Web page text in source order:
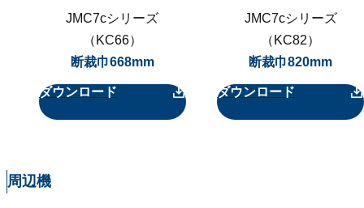
JMC7cシリーズ
（KC66）
断裁巾668mm
ダウンロード
JMC7cシリーズ
（KC82）
断裁巾820mm
ダウンロード
周辺機